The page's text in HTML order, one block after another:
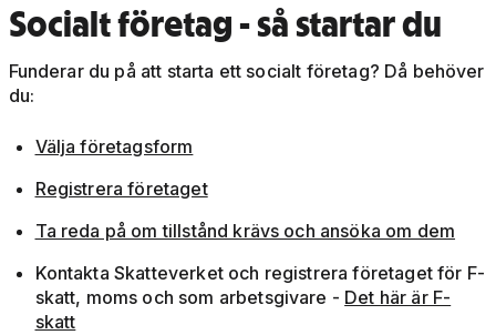
Socialt företag - så startar du
Funderar du på att starta ett socialt företag? Då behöver
du:
Välja företagsform
Registrera företaget
Ta reda på om tillstånd krävs och ansöka om dem
Kontakta Skatteverket och registrera företaget för F-
skatt, moms och som arbetsgivare - Det här är F-
skatt